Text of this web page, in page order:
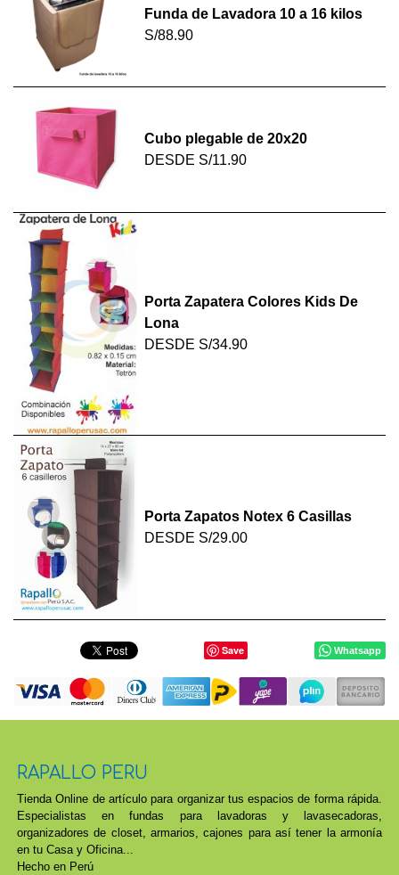
Funda de Lavadora 10 a 16 kilos
S/88.90
Cubo plegable de 20x20
DESDE S/11.90
Porta Zapatera Colores Kids De
Lona
DESDE S/34.90
Porta Zapatos Notex 6 Casillas
DESDE S/29.00
Save Whatsapp
RAPALLO PERU
Tienda Online de artículo para organizar tus espacios de forma rápida.
Especialistas en fundas para lavadoras y lavasecadoras,
organizadores de closet, armarios, cajones para así tener la armonía
en tu Casa y Oficina...
Hecho en Perú